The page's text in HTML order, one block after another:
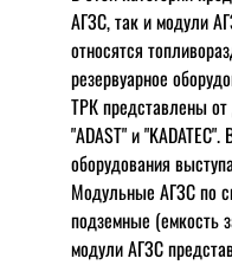
АГЗС, так и модули
относятся
резервуарное
ТРК представлены
"ADAST" и
оборудования
Модульные АГЗС по
подземные (емкость
модули АГЗС